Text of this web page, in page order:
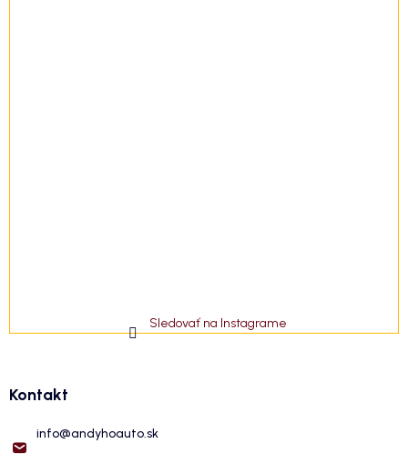
Sledovať na Instagrame
Kontakt
info@andyhoauto.sk